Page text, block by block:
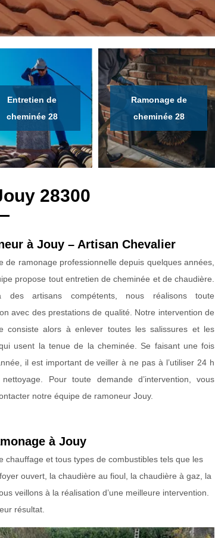
Entretien de
cheminée 28
Ramonage de
cheminée 28
28300
à Jouy – Artisan Chevalier
de ramonage professionnelle depuis quelques années,
propose tout entretien de cheminée et de chaudière.
des artisans compétents, nous réalisons toute
avec des prestations de qualité. Notre intervention de
consiste alors à enlever toutes les salissures et les
usent la tenue de la cheminée. Se faisant une fois
il est important de veiller à ne pas à l’utiliser 24 h
Pour toute demande d’intervention, vous
notre équipe de ramoneur Jouy.
à Jouy
et tous types de combustibles tels que les
ouvert, la chaudière au fioul, la chaudière à gaz, la
veillons à la réalisation d’une meilleure intervention.
résultat.